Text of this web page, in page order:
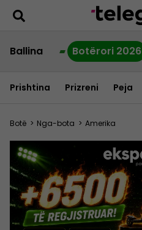
Ballina Botërori 2026
Prishtina Prizreni Peja
Botë > Nga-bota > Amerika